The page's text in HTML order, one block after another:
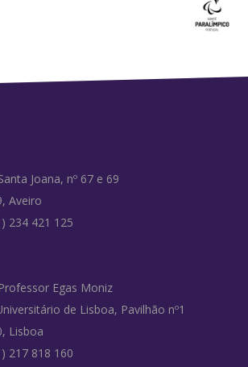
Joana, nº 67 e 69
Aveiro
234 421 125
Egas Moniz
de Lisboa, Pavilhão nº1
Lisboa
217 818 160